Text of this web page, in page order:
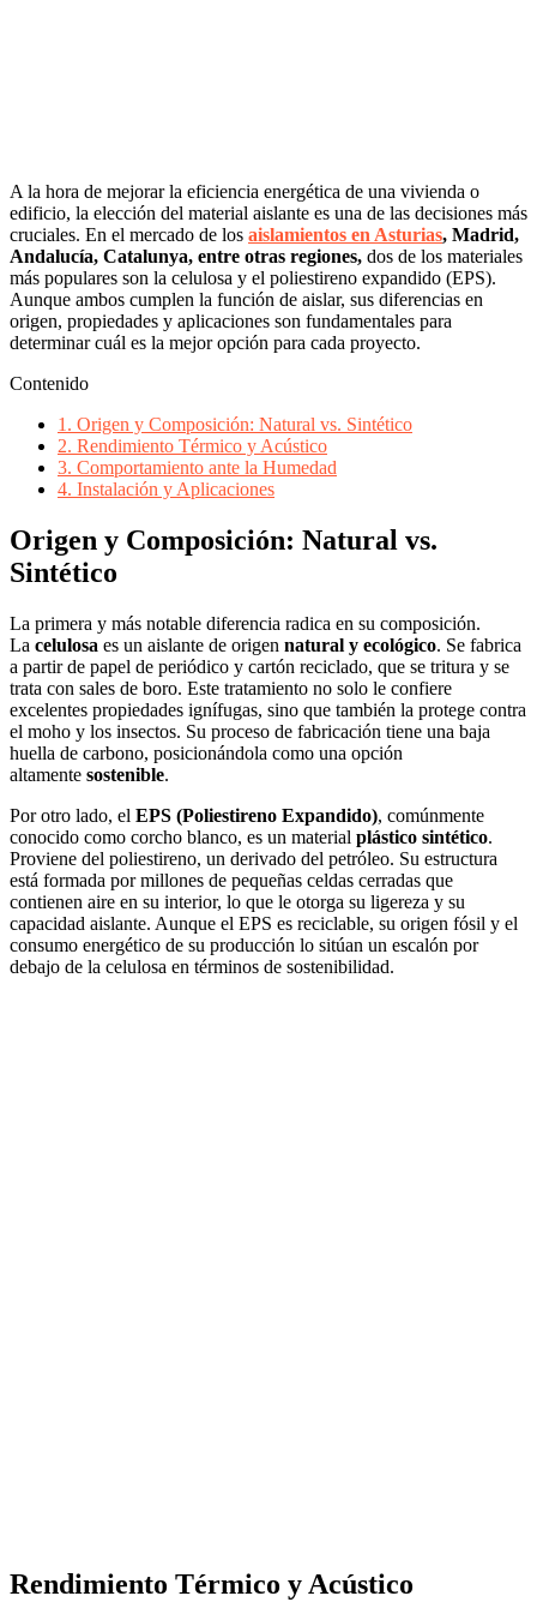
A la hora de mejorar la eficiencia energética de una vivienda o
edificio, la elección del material aislante es una de las decisiones más
cruciales. En el mercado de los aislamientos en Asturias, Madrid,
Andalucía, Catalunya, entre otras regiones, dos de los materiales
más populares son la celulosa y el poliestireno expandido (EPS).
Aunque ambos cumplen la función de aislar, sus diferencias en
origen, propiedades y aplicaciones son fundamentales para
determinar cuál es la mejor opción para cada proyecto.
Contenido
1. Origen y Composición: Natural vs. Sintético
2. Rendimiento Térmico y Acústico
3. Comportamiento ante la Humedad
4. Instalación y Aplicaciones
Origen y Composición: Natural vs.
Sintético
La primera y más notable diferencia radica en su composición.
La celulosa es un aislante de origen natural y ecológico. Se fabrica
a partir de papel de periódico y cartón reciclado, que se tritura y se
trata con sales de boro. Este tratamiento no solo le confiere
excelentes propiedades ignífugas, sino que también la protege contra
el moho y los insectos. Su proceso de fabricación tiene una baja
huella de carbono, posicionándola como una opción
altamente sostenible.
Por otro lado, el EPS (Poliestireno Expandido), comúnmente
conocido como corcho blanco, es un material plástico sintético.
Proviene del poliestireno, un derivado del petróleo. Su estructura
está formada por millones de pequeñas celdas cerradas que
contienen aire en su interior, lo que le otorga su ligereza y su
capacidad aislante. Aunque el EPS es reciclable, su origen fósil y el
consumo energético de su producción lo sitúan un escalón por
debajo de la celulosa en términos de sostenibilidad.
Rendimiento Térmico y Acústico